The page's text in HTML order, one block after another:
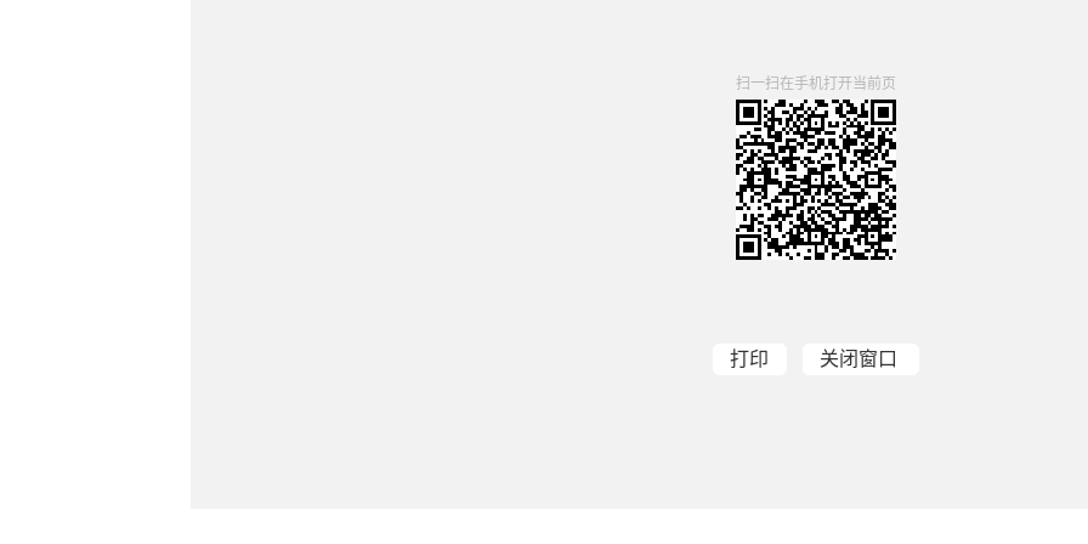
扫一扫在手机打开当前页
打印 关闭窗口